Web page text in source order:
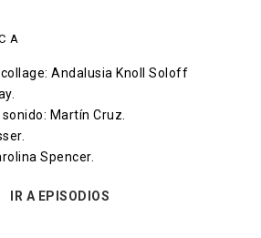
Andalusia Knoll Soloff
Martín Cruz.
Spencer.
IR A EPISODIOS